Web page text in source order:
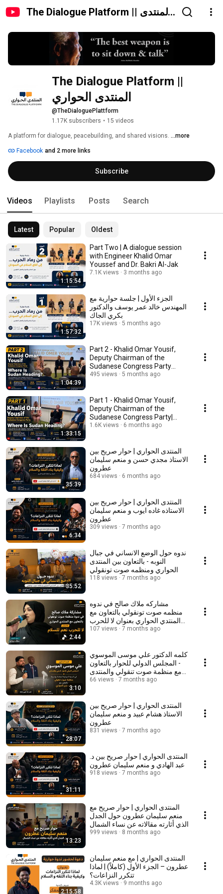
The Dialogue Platform || المنتدى
The Dialogue Platform ||
@TheDialoguePlattform
1.17K subscribers • 15 videos
A platform for dialogue, peacebuilding, and shared visions. ...more
Facebook and 2 more links
Subscribe
Videos Playlists Posts Search
Latest Popular Oldest
1:15:54
Part Two | A dialogue session
with Engineer Khalid Omar
Youssef and Dr. Bakri Al-Jak
7.1K views 3 months ago
1:57:32
الجزء الأول | جلسة حوارية مع
المهندس خالد عمر يوسف والدكتور
بكري الجاك
17K views 5 months ago
1:04:39
Part 2 - Khalid Omar Yousif,
Deputy Chairman of the
Sudanese Congress Party
|Where Is Sudan Heading?
495 views 5 months ago
1:33:15
Part 1 - Khalid Omar Yousif,
Deputy Chairman of the
Sudanese Congress Party|
Where Is Sudan Heading?
1.6K views 6 months ago
35:39
المنتدى الحواري | حوار صريح بين
الاستاذ مجدي حسن و منعم سليمان
عطرون
684 views 6 months ago
6:34
المنتدى الحواري | حوار صريح بين
الاستاذه غاده ايوب و منعم سليمان
عطرون
309 views 7 months ago
35:52
ندوه حول الوضع الانساني في جبال
النوبه - بالتعاون بين المنتدى
الحواري ومنظمه صوت تونقولي
118 views 7 months ago
2:44
مشاركه ملاك صالح في ندوه
منظمه صوت تونقولي بالتعاون مع
المنتدي الحواري بعنوان لا للحرب
نعم للسلام
107 views 7 months ago
3:10
كلمه الدكتور علي موسى الموسوي
- المجلس الدولي للحوار بالتعاون
مع منظمة صوت تنقولي والمنتدى
الحواري
66 views 7 months ago
28:07
المنتدى الحواري | حوار صريح بين
الاستاذ هشام عبيد و منعم سليمان
عطرون
831 views 7 months ago
31:11
المنتدى الحواري | حوار صريح بين د.
عبد الهادي و منعم سليمان عطرون
918 views 7 months ago
13:23
المنتدى الحواري | حوار صريح مع
منعم سليمان عطرون حول الجدل
الذي أثارته مقالاته عن نساء الشمال
999 views 8 months ago
2:15:58
المنتدى الحواري | مع منعم سليمان
عطرون – الجزء الأول (كاملاً) | لماذا
تتكرر النزاعات؟
4.3K views 9 months ago